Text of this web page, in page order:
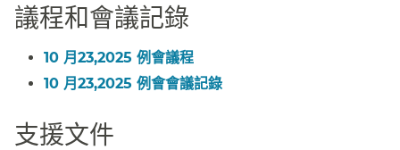
議程和會議記錄​​
10 月23,2025 例會議程​​
10 月23,2025 例會會議記錄​​
支援文件​​